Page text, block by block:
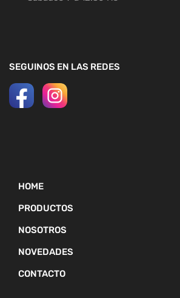
SEGUINOS EN LAS REDES
HOME
PRODUCTOS
NOSOTROS
NOVEDADES
CONTACTO